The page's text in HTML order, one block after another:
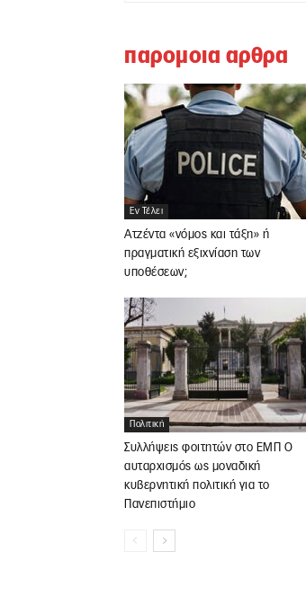
παρομοια αρθρα
Εν Τέλει
Ατζέντα «νόμος και τάξη» ή
πραγματική εξιχνίαση των
υποθέσεων;
Πολιτική
Συλλήψεις φοιτητών στο ΕΜΠ Ο
αυταρχισμός ως μοναδική
κυβερνητική πολιτική για το
Πανεπιστήμιο